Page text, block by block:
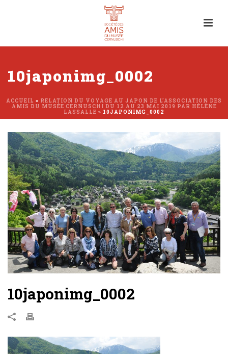
10japonimg_0002
ACCUEIL » RELATION DU VOYAGE AU JAPON DE L’ASSOCIATION DES
AMIS DU MUSÉE CERNUSCHI DU 12 AU 23 MAI 2019 PAR HÉLÈNE
LASSALLE » 10JAPONIMG_0002
10japonimg_0002